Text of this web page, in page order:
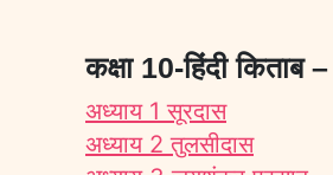
कक्षा 10-हिंदी किताब –
अध्याय 1 सूरदास
अध्याय 2 तुलसीदास